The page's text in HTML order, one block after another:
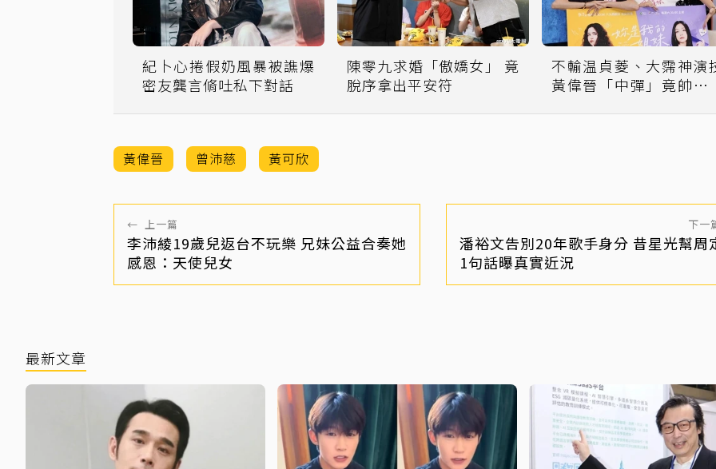
紀卜心捲假奶風暴被譙爆
密友龔言脩吐私下對話
陳零九求婚「傲嬌女」 竟
脫序拿出平安符
不輸温貞菱、大霈神演
黃偉晉「中彈」竟帥出新
黃偉晉 曾沛慈 黃可欣
← 上一篇
李沛綾19歲兒返台不玩樂 兄妹公益合奏她
感恩：天使兒女
下一
潘裕文告別20年歌手身分 昔星光幫周
1句話曝真實近況
最新文章